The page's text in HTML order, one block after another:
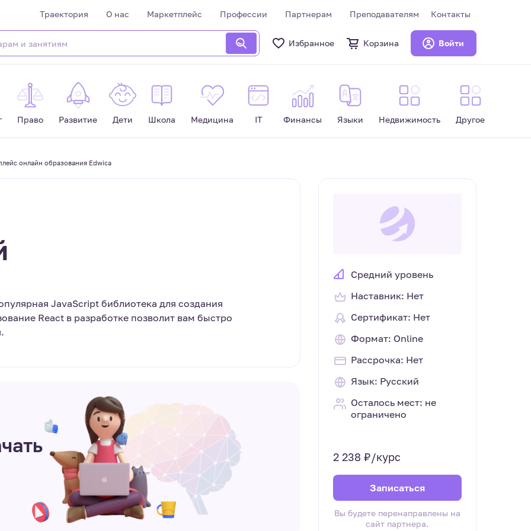
Траектория О нас Маркетплейс Профессии Партнерам Преподавателям Контакты
Избранное Корзина Войти
Право Развитие Дети Школа Медицина IT Финансы Языки Недвижимость Другое
онлайн образования Edwica
Средний уровень
Наставник: Нет
Сертификат: Нет
Формат: Online
Рассрочка: Нет
Язык: Русский
Осталось мест: не
ограничено
2 238 ₽/курс
Записаться
Вы будете перенаправлены на
сайт партнера.
JavaScript библиотека для создания
React в разработке позволит вам быстро